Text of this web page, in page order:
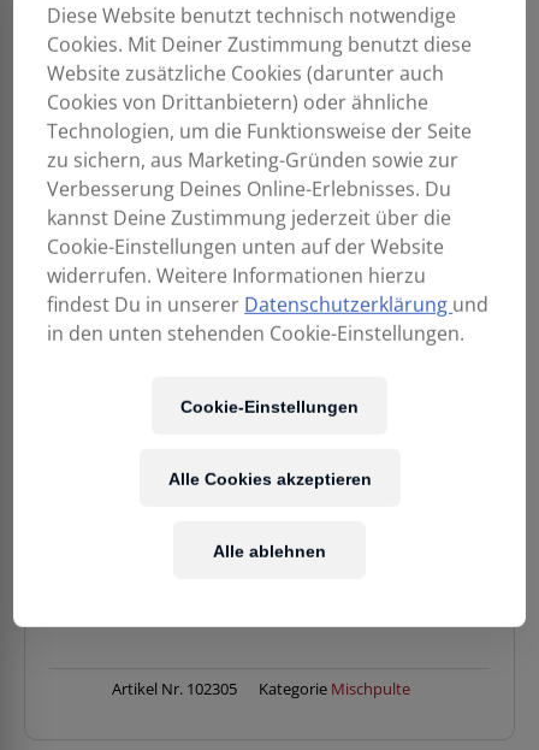
1.099,00€
Kostenloser Versandin AT & DE
Verfügbarkeit: 1 Stück verfügbar
IN DEN WARENKORB
Artikel Nr. 102305 Kategorie Mischpulte
Diese Website benutzt technisch notwendige
Cookies. Mit Deiner Zustimmung benutzt diese
Website zusätzliche Cookies (darunter auch
Cookies von Drittanbietern) oder ähnliche
Technologien, um die Funktionsweise der Seite
zu sichern, aus Marketing-Gründen sowie zur
Verbesserung Deines Online-Erlebnisses. Du
kannst Deine Zustimmung jederzeit über die
Cookie-Einstellungen unten auf der Website
widerrufen. Weitere Informationen hierzu
findest Du in unserer Datenschutzerklärung und
in den unten stehenden Cookie-Einstellungen.
Cookie-Einstellungen
Alle ablehnen
Alle Cookies akzeptieren